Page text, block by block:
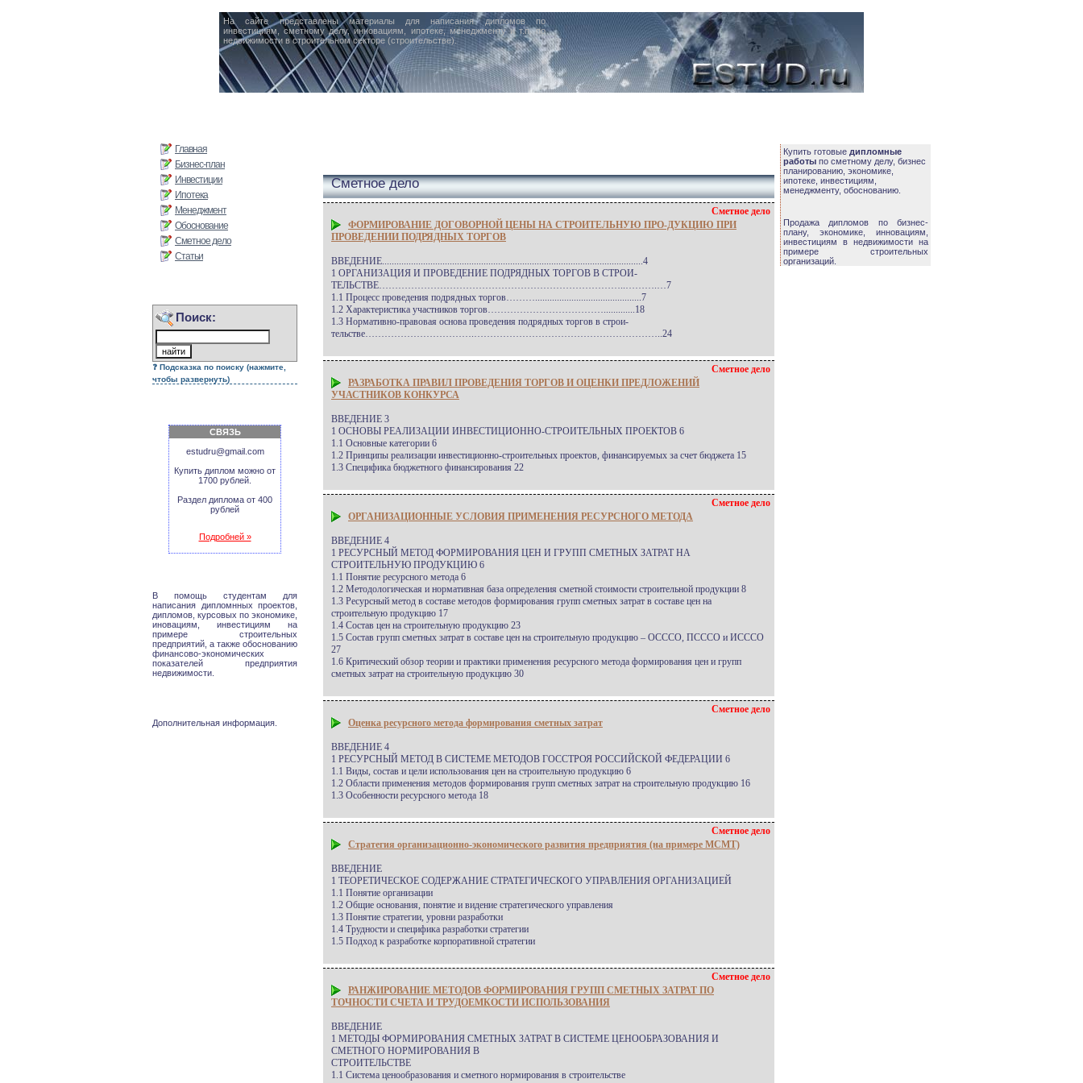
На сайте представлены материалы для написания дипломов по
инвестициям, сметному делу, инновациям, ипотеке, менеджменту и т.п. по
недвижимости в строительном секторе (строительстве).
Главная
Бизнес-план
Инвестиции
Ипотека
Менеджмент
Обоснование
Сметное дело
Статьи
Поиск:
Подсказка по поиску (нажмите,
чтобы развернуть)
СВЯЗЬ
estudru@gmail.com
Купить диплом можно от
1700 рублей.
Раздел диплома от 400
рублей
Подробней »
В помощь студентам для
написания дипломнных проектов,
дипломов, курсовых по экономике,
иновациям, инвестициям на
примере строительных
предприятий, а также обоснованию
финансово-экономических
показателей предприятия
недвижимости.
Дополнительная информация.
Сметное дело
ФОРМИРОВАНИЕ ДОГОВОРНОЙ ЦЕНЫ НА СТРОИТЕЛЬНУЮ ПРО-ДУКЦИЮ ПРИ
ПРОВЕДЕНИИ ПОДРЯДНЫХ ТОРГОВ
Сметное дело
ВВЕДЕНИЕ............................................................................................................4
1 ОРГАНИЗАЦИЯ И ПРОВЕДЕНИЕ ПОДРЯДНЫХ ТОРГОВ В СТРОИ-
ТЕЛЬСТВЕ…………………………………………………………………..……….…7
1.1 Процесс проведения подрядных торгов………............................................7
1.2 Характеристика участников торгов……………………………….............18
1.3 Нормативно-правовая основа проведения подрядных торгов в строи-
тельстве…………………………….…………………………………………………..24
РАЗРАБОТКА ПРАВИЛ ПРОВЕДЕНИЯ ТОРГОВ И ОЦЕНКИ ПРЕДЛОЖЕНИЙ
УЧАСТНИКОВ КОНКУРСА
Сметное дело
ВВЕДЕНИЕ 3
1 ОСНОВЫ РЕАЛИЗАЦИИ ИНВЕСТИЦИОННО-СТРОИТЕЛЬНЫХ ПРОЕКТОВ 6
1.1 Основные категории 6
1.2 Принципы реализации инвестиционно-строительных проектов, финансируемых за счет бюджета 15
1.3 Специфика бюджетного финансирования 22
ОРГАНИЗАЦИОННЫЕ УСЛОВИЯ ПРИМЕНЕНИЯ РЕСУРСНОГО МЕТОДА
Сметное дело
ВВЕДЕНИЕ 4
1 РЕСУРСНЫЙ МЕТОД ФОРМИРОВАНИЯ ЦЕН И ГРУПП СМЕТНЫХ ЗАТРАТ НА
СТРОИТЕЛЬНУЮ ПРОДУКЦИЮ 6
1.1 Понятие ресурсного метода 6
1.2 Методологическая и нормативная база определения сметной стоимости строительной продукции 8
1.3 Ресурсный метод в составе методов формирования групп сметных затрат в составе цен на
строительную продукцию 17
1.4 Состав цен на строительную продукцию 23
1.5 Состав групп сметных затрат в составе цен на строительную продукцию – ОСССО, ПСССО и ИСССО
27
1.6 Критический обзор теории и практики применения ресурсного метода формирования цен и групп
сметных затрат на строительную продукцию 30
Оценка ресурсного метода формирования сметных затрат
Сметное дело
ВВЕДЕНИЕ 4
1 РЕСУРСНЫЙ МЕТОД В СИСТЕМЕ МЕТОДОВ ГОССТРОЯ РОССИЙСКОЙ ФЕДЕРАЦИИ 6
1.1 Виды, состав и цели использования цен на строительную продукцию 6
1.2 Области применения методов формирования групп сметных затрат на строительную продукцию 16
1.3 Особенности ресурсного метода 18
Стратегия организационно-экономического развития предприятия (на примере МСМТ)
Сметное дело
ВВЕДЕНИЕ
1 ТЕОРЕТИЧЕСКОЕ СОДЕРЖАНИЕ СТРАТЕГИЧЕСКОГО УПРАВЛЕНИЯ ОРГАНИЗАЦИЕЙ
1.1 Понятие организации
1.2 Общие основания, понятие и видение стратегического управления
1.3 Понятие стратегии, уровни разработки
1.4 Трудности и специфика разработки стратегии
1.5 Подход к разработке корпоративной стратегии
РАНЖИРОВАНИЕ МЕТОДОВ ФОРМИРОВАНИЯ ГРУПП СМЕТНЫХ ЗАТРАТ ПО
ТОЧНОСТИ СЧЕТА И ТРУДОЕМКОСТИ ИСПОЛЬЗОВАНИЯ
Сметное дело
ВВЕДЕНИЕ
1 МЕТОДЫ ФОРМИРОВАНИЯ СМЕТНЫХ ЗАТРАТ В СИСТЕМЕ ЦЕНООБРАЗОВАНИЯ И
СМЕТНОГО НОРМИРОВАНИЯ В
СТРОИТЕЛЬСТВЕ
1.1 Система ценообразования и сметного нормирования в строительстве
Купить готовые дипломные
работы по сметному делу, бизнес
планированию, экономике,
ипотеке, инвестициям,
менеджменту, обоснованию.
Продажа дипломов по бизнес-
плану, экономике, инновациям,
инвестициям в недвижимости на
примере строительных
организаций.